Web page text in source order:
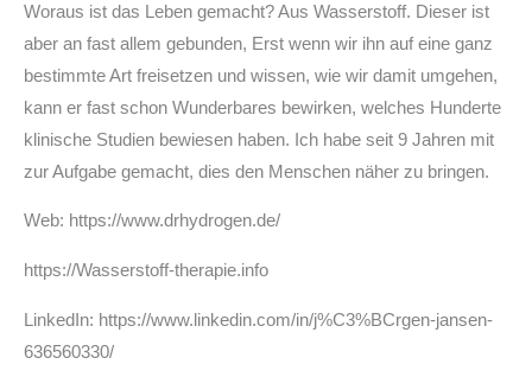
Woraus ist das Leben gemacht? Aus Wasserstoff. Dieser ist
aber an fast allem gebunden, Erst wenn wir ihn auf eine ganz
bestimmte Art freisetzen und wissen, wie wir damit umgehen,
kann er fast schon Wunderbares bewirken, welches Hunderte
klinische Studien bewiesen haben. Ich habe seit 9 Jahren mit
zur Aufgabe gemacht, dies den Menschen näher zu bringen.
Web: https://www.drhydrogen.de/
https://Wasserstoff-therapie.info
LinkedIn: https://www.linkedin.com/in/j%C3%BCrgen-jansen-
636560330/